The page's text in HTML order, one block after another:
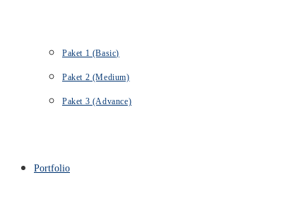
Paket 1 (Basic)
Paket 2 (Medium)
Paket 3 (Advance)
Portfolio